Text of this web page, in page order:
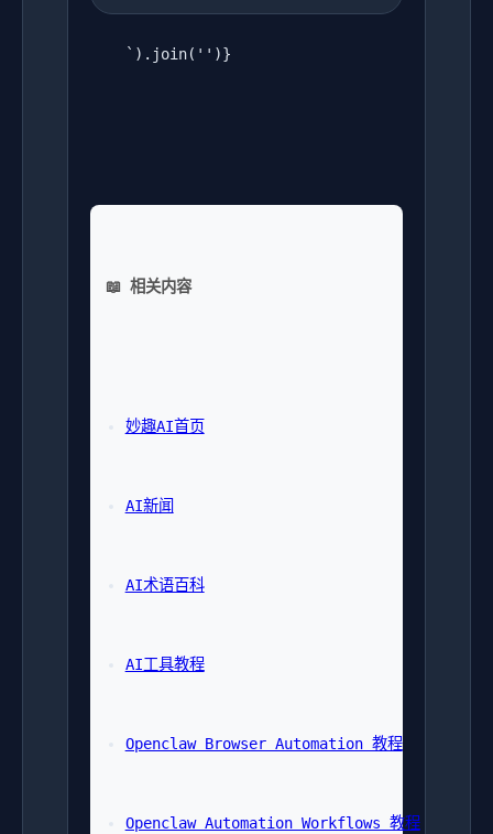
    `).join('')}
📖 相关内容
妙趣AI首页
AI新闻
AI术语百科
AI工具教程
Openclaw Browser Automation 教程
Openclaw Automation Workflows 教程